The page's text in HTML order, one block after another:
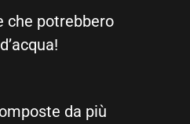
che potrebbero
da più